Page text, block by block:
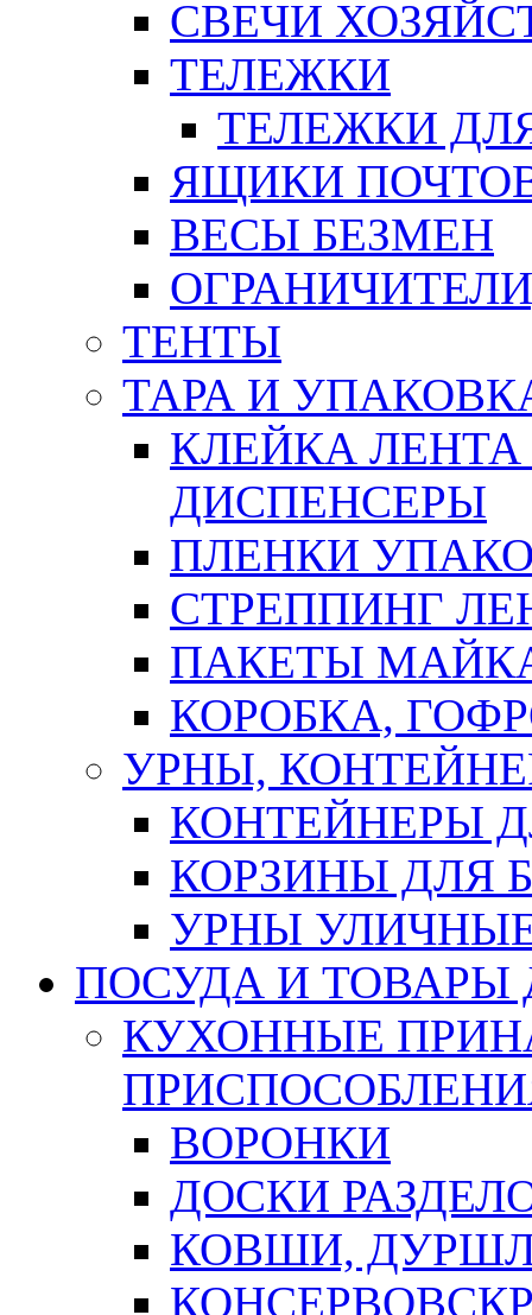
СВЕЧИ
ТЕЛЕЖКИ
ТЕЛЕЖКИ
ЯЩИКИ
ВЕСЫ БЕЗМЕН
ТЕНТЫ
ТАРА И
КЛЕЙКА
ДИСПЕНСЕРЫ
ПЛЕНКИ
СТРЕППИНГ
ПАКЕТЫ
КОРОБКА,
УРНЫ,
КОНТЕЙНЕРЫ
КОРЗИНЫ ДЛЯ
УРНЫ
ПОСУДА И ТОВАРЫ
КУХОННЫЕ
ВОРОНКИ
ДОСКИ
КОВШИ,